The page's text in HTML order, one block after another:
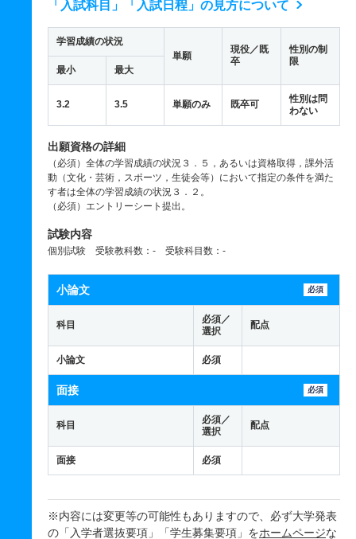
「入試科目」「入試日程」の見方について
学習成績の状況
単願
現役／既
卒
性別の制
限
最小 最大
3.2 3.5 単願のみ 既卒可
性別は問
わない
出願資格の詳細
（必須）全体の学習成績の状況３．５，あるいは資格取得，課外活
動（文化・芸術，スポーツ，生徒会等）において指定の条件を満た
す者は全体の学習成績の状況３．２。
（必須）エントリーシート提出。
試験内容
個別試験 受験教科数：- 受験科目数：-
小論文 必須
科目
必須／
選択
配点
小論文 必須
面接 必須
科目
必須／
選択
配点
面接 必須
※内容には変更等の可能性もありますので、必ず大学発表
の「入学者選抜要項」「学生募集要項」をホームページな